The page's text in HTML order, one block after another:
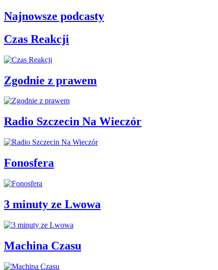
Najnowsze podcasty
Czas Reakcji
Zgodnie z prawem
Radio Szczecin Na Wieczór
Fonosfera
3 minuty ze Lwowa
Machina Czasu